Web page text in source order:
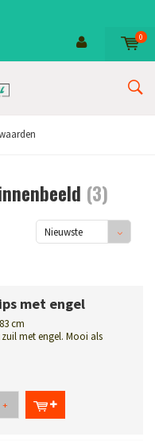
0
(3)
Nieuwste
met engel
cm
met engel. Mooi als
+